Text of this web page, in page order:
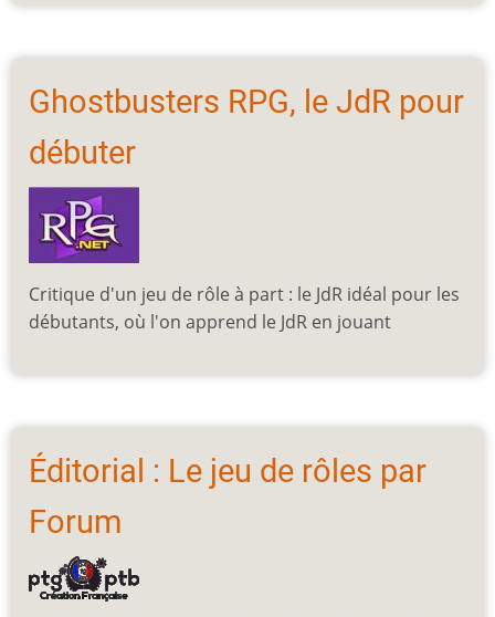
Ghostbusters RPG, le JdR pour
débuter
Critique d'un jeu de rôle à part : le JdR idéal pour les
débutants, où l'on apprend le JdR en jouant
Éditorial : Le jeu de rôles par
Forum